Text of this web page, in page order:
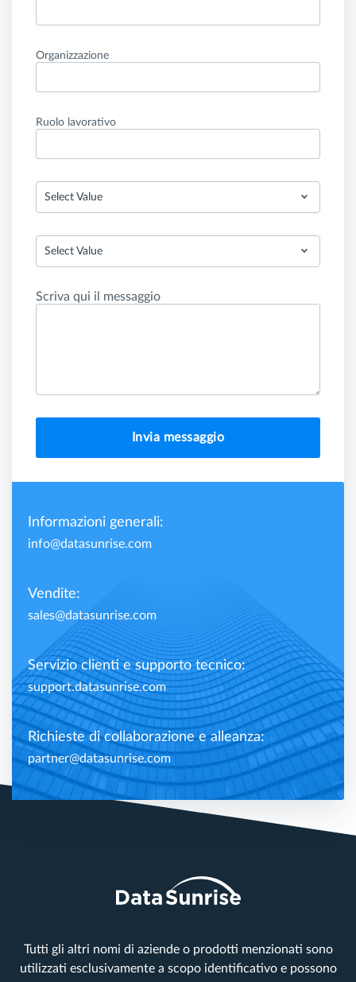
Organizzazione
Ruolo lavorativo
Select Value
Select Value
Scriva qui il messaggio
Invia messaggio
Informazioni generali:
info@datasunrise.com
Vendite:
sales@datasunrise.com
Servizio clienti e supporto tecnico:
support.datasunrise.com
Richieste di collaborazione e alleanza:
partner@datasunrise.com
Tutti gli altri nomi di aziende o prodotti menzionati sono
utilizzati esclusivamente a scopo identificativo e possono